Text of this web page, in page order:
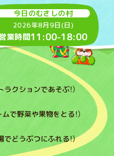
今日のむさしの村
2026年8月9日(日)
業時間11:00-18:00
ラクションであそぶ！）
で野菜や果物をとる！）
でどうぶつにふれる！）